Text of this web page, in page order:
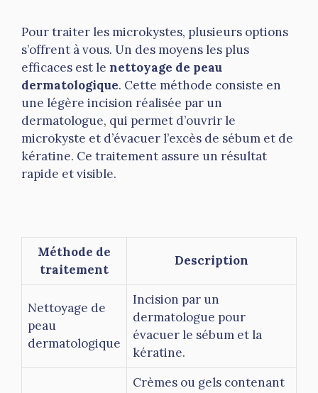
Pour traiter les microkystes, plusieurs options
s’offrent à vous. Un des moyens les plus
efficaces est le nettoyage de peau
dermatologique. Cette méthode consiste en
une légère incision réalisée par un
dermatologue, qui permet d’ouvrir le
microkyste et d’évacuer l’excès de sébum et de
kératine. Ce traitement assure un résultat
rapide et visible.
Méthode de
traitement
Description
Nettoyage de
peau
dermatologique
Incision par un
dermatologue pour
évacuer le sébum et la
kératine.
Crèmes ou gels contenant